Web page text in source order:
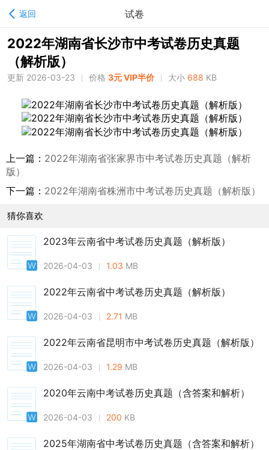
返回 试卷
2022年湖南省长沙市中考试卷历史真题
（解析版）
更新 2026-03-23 价格 3元 VIP半价 大小 688 KB
上一篇： 2022年湖南省张家界市中考试卷历史真题（解析
版）
下一篇： 2022年湖南省株洲市中考试卷历史真题（解析版）
猜你喜欢
2023年云南省中考试卷历史真题（解析版）
2026-04-03 1.03 MB
2022年云南省中考试卷历史真题（解析版）
2026-04-03 2.71 MB
2022年云南省昆明市中考试卷历史真题（解析版）
2026-04-03 1.29 MB
2020年云南中考试卷历史真题（含答案和解析）
2026-04-03 200 KB
2025年湖南省中考试卷历史真题（含答案和解析）